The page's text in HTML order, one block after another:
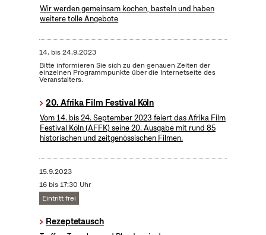
Wir werden gemeinsam kochen, basteln und haben
weitere tolle Angebote
14. bis24.9.2023
Bitte informieren Sie sich zu den genauen Zeiten der
einzelnen Programmpunkte über die Internetseite des
Veranstalters.
20. Afrika Film Festival Köln
Vom 14. bis 24. September 2023 feiert das Afrika Film
Festival Köln (AFFK) seine 20. Ausgabe mit rund 85
historischen und zeitgenössischen Filmen.
15.9.2023
16 bis 17:30 Uhr
Eintritt frei
Rezeptetausch